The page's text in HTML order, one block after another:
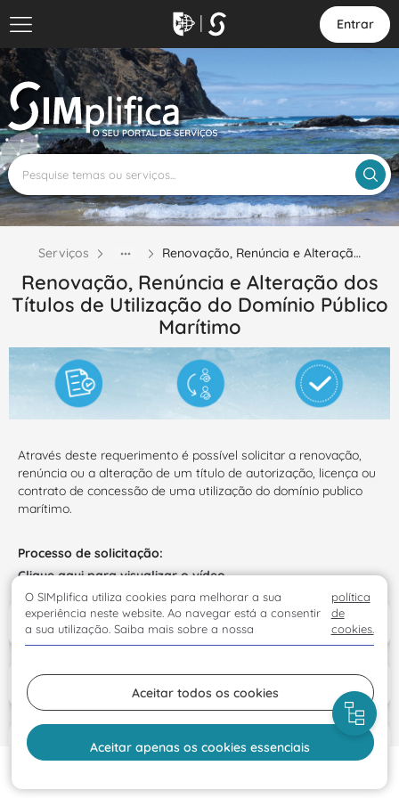
Entrar
Serviços Renovação, Renúncia e Alteraçã…
Renovação, Renúncia e Alteração dos
Títulos de Utilização do Domínio Público
Marítimo
Através deste requerimento é possível solicitar a renovação,
renúncia ou a alteração de um título de autorização, licença ou
contrato de concessão de uma utilização do domínio publico
marítimo.
Processo de solicitação:
Clique aqui para visualizar o vídeo
Entidades
Legislação
Custos
O SIMplifica utiliza cookies para melhorar a sua
experiência neste website. Ao navegar está a consentir
a sua utilização. Saiba mais sobre a nossa
política
de
cookies.
Aceitar todos os cookies
Aceitar apenas os cookies essenciais